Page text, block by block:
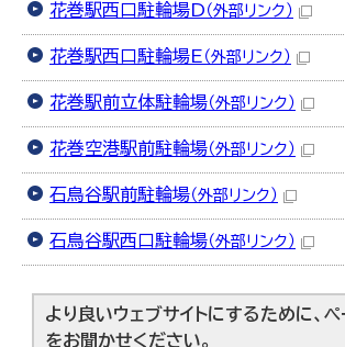
花巻駅西口駐輪場D （外部リンク）
花巻駅西口駐輪場E （外部リンク）
花巻駅前立体駐輪場（外部リンク）
花巻空港駅前駐輪場（外部リンク）
石鳥谷駅前駐輪場（外部リンク）
石鳥谷駅西口駐輪場（外部リンク）
より良いウェブサイトにするために、
をお聞かせください。